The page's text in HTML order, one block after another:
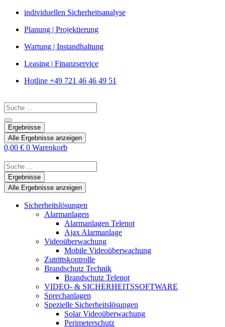
Zum
springen
individuellen Sicherheitsanalyse
Planung | Projektierung
Wartung | Instandhaltung
Leasing | Finanzservice
Hotline +49 721 46 46 49 51
Search
...
Ergebnisse
Alle Ergebnisse anzeigen
0,00 € 0 Warenkorb
Search
...Ergebnisse
Alle Ergebnisse anzeigen
Sicherheitslösungen
Alarmanlagen
Alarmanlagen Telenot
Ajax Alarmanlage
Videoüberwachung
Mobile Videoüberwachung
Zutrittskontrolle
Brandschutz Technik
Brandschutz Telenot
VIDEO- & SICHERHEITSSOFTWARE
Sprechanlagen
Spezielle Sicherheitslösungen
Solar Videoüberwachung
Perimeterschutz